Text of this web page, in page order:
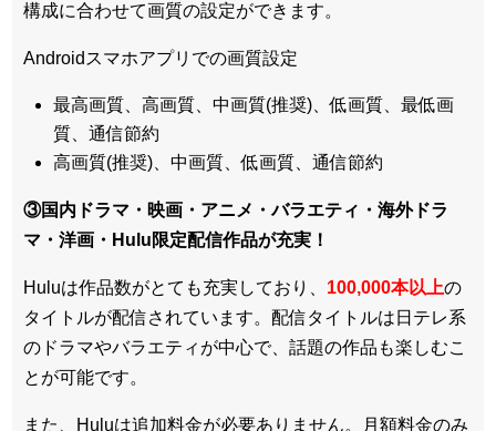
構成に合わせて画質の設定ができます。
Androidスマホアプリでの画質設定
最高画質、高画質、中画質(推奨)、低画質、最低画
質、通信節約
高画質(推奨)、中画質、低画質、通信節約
③国内ドラマ・映画・アニメ・バラエティ・ 海外ドラ
マ・洋画・Hulu限定配信作品が充実！
Huluは作品数がとても充実しており、 100,000本以上の
タイトルが配信されています。配信タイトルは 日テレ系
のドラマやバラエティが中心で、話題の作品も楽しむこ
とが可能です。
また、Huluは追加料金が必要ありません。 月額料金のみ